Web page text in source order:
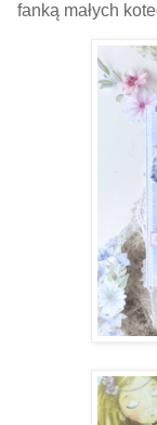
fanką małych